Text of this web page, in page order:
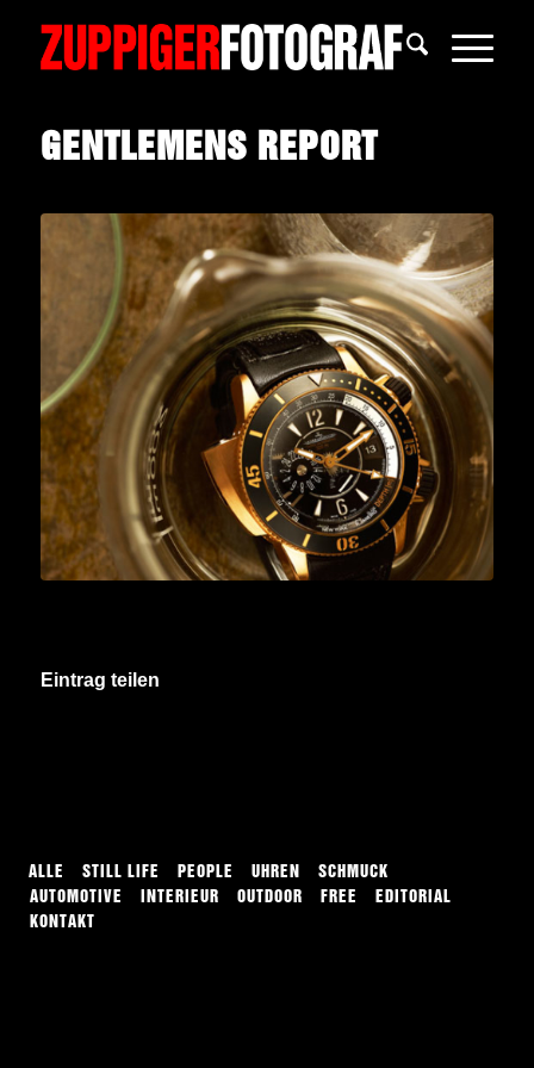
GENTLEMENS REPORT
Eintrag teilen
ALLE STILL LIFE PEOPLE UHREN
SCHMUCK
AUTOMOTIVE
INTERIEUR OUTDOOR FREE
EDITORIAL
KONTAKT